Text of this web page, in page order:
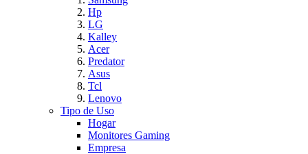
Hp
LG
Kalley
Acer
Predator
Asus
Tcl
Lenovo
Tipo de Uso
Hogar
Monitores Gaming
Empresa